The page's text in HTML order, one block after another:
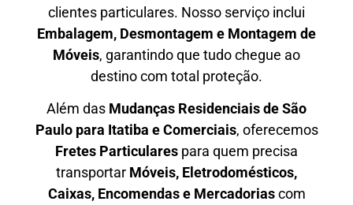
clientes particulares. Nosso serviço inclui
Embalagem, Desmontagem e Montagem de
Móveis, garantindo que tudo chegue ao
destino com total proteção.
Além das Mudanças Residenciais de São
Paulo para Itatiba e Comerciais, oferecemos
Fretes Particulares para quem precisa
transportar Móveis, Eletrodomésticos,
Caixas, Encomendas e Mercadoriascom